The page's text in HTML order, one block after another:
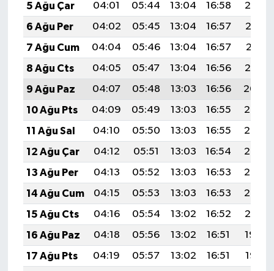
5 Ağu Çar
04:01 05:44 13:04 16:58
20:14
6 Ağu Per
04:02 05:45 13:04 16:57
20:12
7 Ağu Cum
04:04 05:46 13:04 16:57
20:11
8 Ağu Cts
04:05 05:47 13:04 16:56
20:10
9 Ağu Paz
04:07 05:48 13:03 16:56
20:09
10 Ağu Pts
04:09 05:49 13:03 16:55
20:07
11 Ağu Sal
04:10 05:50 13:03 16:55
20:06
12 Ağu Çar
04:12 05:51 13:03 16:54
20:05
13 Ağu Per
04:13 05:52 13:03 16:53
20:03
14 Ağu Cum
04:15 05:53 13:03 16:53
20:02
15 Ağu Cts
04:16 05:54 13:02 16:52
20:01
16 Ağu Paz
04:18 05:56 13:02 16:51
19:59
17 Ağu Pts
04:19 05:57 13:02 16:51
19:58